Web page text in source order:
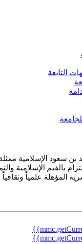
التابعة
بالقيم الإسلامية
المؤهلة علمياً